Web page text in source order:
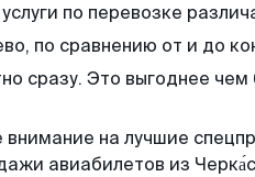
по перевозке
по сравнению от и до
сразу. Это выгоднее
на лучшие
авиабилетов из